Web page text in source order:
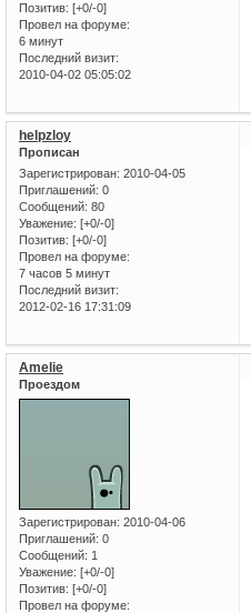
Позитив: [+0/-0]
Провел на форуме:
6 минут
Последний визит:
2010-04-02 05:05:02
helpzloy
Прописан
Зарегистрирован: 2010-04-05
Приглашений: 0
Сообщений: 80
Уважение: [+0/-0]
Позитив: [+0/-0]
Провел на форуме:
7 часов 5 минут
Последний визит:
2012-02-16 17:31:09
Amelie
Проездом
Зарегистрирован: 2010-04-06
Приглашений: 0
Сообщений: 1
Уважение: [+0/-0]
Позитив: [+0/-0]
Провел на форуме: